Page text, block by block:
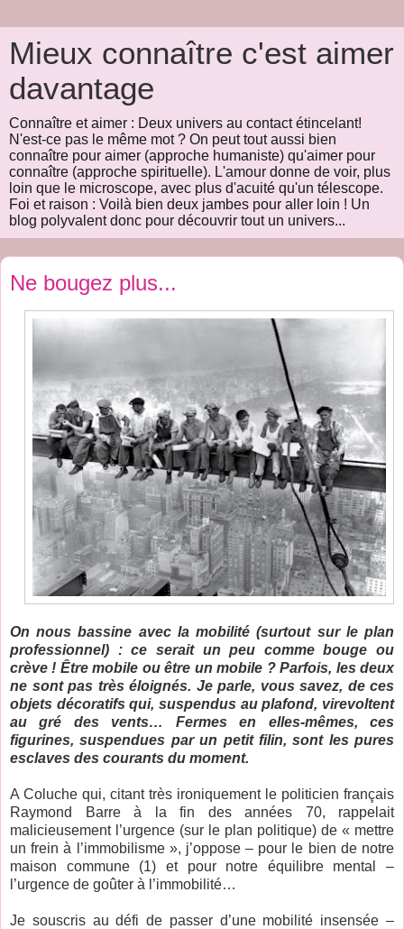
Mieux connaître c'est aimer
davantage
Connaître et aimer : Deux univers au contact étincelant!
N'est-ce pas le même mot ? On peut tout aussi bien
connaître pour aimer (approche humaniste) qu'aimer pour
connaître (approche spirituelle). L'amour donne de voir, plus
loin que le microscope, avec plus d'acuité qu'un télescope.
Foi et raison : Voilà bien deux jambes pour aller loin ! Un
blog polyvalent donc pour découvrir tout un univers...
Ne bougez plus...
On nous bassine avec la mobilité (surtout sur le plan
professionnel) : ce serait un peu comme bouge ou
crève ! Être mobile ou être un mobile ? Parfois, les deux
ne sont pas très éloignés. Je parle, vous savez, de ces
objets décoratifs qui, suspendus au plafond, virevoltent
au gré des vents… Fermes en elles-mêmes, ces
figurines, suspendues par un petit filin, sont les pures
esclaves des courants du moment.
A Coluche qui, citant très ironiquement le politicien français
Raymond Barre à la fin des années 70, rappelait
malicieusement l’urgence (sur le plan politique) de « mettre
un frein à l’immobilisme », j’oppose – pour le bien de notre
maison commune (1) et pour notre équilibre mental –
l’urgence de goûter à l’immobilité…
Je souscris au défi de passer d’une mobilité insensée –